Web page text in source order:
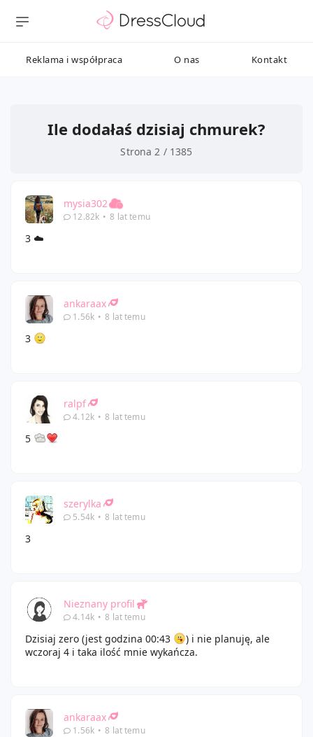
Reklama i współpraca O nas Kontakt
Ile dodałaś dzisiaj chmurek?
Strona 2 / 1385
mysia302
12.82k • 8 lat temu
3 ☁️
ankaraax
1.56k • 8 lat temu
3
ralpf
4.12k • 8 lat temu
5
szerylka
5.54k • 8 lat temu
3
Nieznany profil
4.14k • 8 lat temu
Dzisiaj zero (jest godzina 00:43
) i nie planuję, ale
wczoraj 4 i taka ilość mnie wykańcza.
ankaraax
1.56k • 8 lat temu